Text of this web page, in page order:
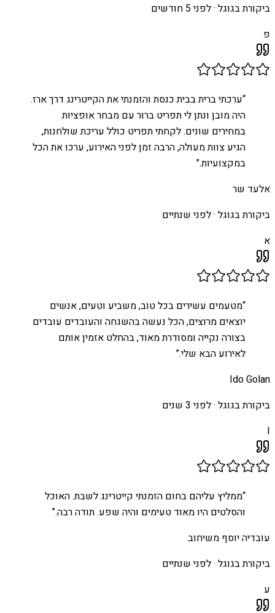
ביקורת בגוגל ·לפני 5 חודשים
פ
“ערכתי ברית בבית כנסת והזמנתי את הקייטרינג דרך ארז.
היה מובן ונתן לי תפריט ברור עם מבחר אופציות
במחירים שונים. לקחתי תפריט כולל עריכת שולחנות,
הגיע צוות מעולה, הרבה זמן לפני האירוע, ערכו את הכל
במקצועיות.”
אלעד שר
ביקורת בגוגל ·לפני שנתיים
א
“מטעמים עשירים בכל טוב, משביע וטעים, אנשים
יוצאים מרוצים, הכל נעשה בהשגחה והעובדים עובדים
בצורה נקייה ומסודרת מאוד, בהחלט אזמין אותם
לאירוע הבא שלי.”
Ido Golan
ביקורת בגוגל ·לפני 3 שנים
I
“ממליץ עליהם בחום הזמנתי קייטרינג לשבת. האוכל
והסלטים היו מאוד טעימים והיה שפע. תודה רבה.”
עובדיה יוסף משיחוב
ביקורת בגוגל ·לפני שנתיים
ע